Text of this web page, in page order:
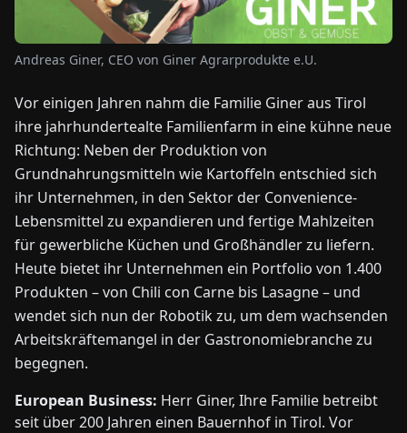
KONTAKT
ZU
UNS
Andreas Giner, CEO von Giner Agrarprodukte e.U.
Vor einigen Jahren nahm die Familie Giner aus Tirol
ihre jahrhundertealte Familienfarm in eine kühne neue
Richtung: Neben der Produktion von
Grundnahrungsmitteln wie Kartoffeln entschied sich
ihr Unternehmen, in den Sektor der Convenience-
Lebensmittel zu expandieren und fertige Mahlzeiten
für gewerbliche Küchen und Großhändler zu liefern.
Heute bietet ihr Unternehmen ein Portfolio von 1.400
Produkten – von Chili con Carne bis Lasagne – und
wendet sich nun der Robotik zu, um dem wachsenden
Arbeitskräftemangel in der Gastronomiebranche zu
begegnen.
European Business: Herr Giner, Ihre Familie betreibt
seit über 200 Jahren einen Bauernhof in Tirol. Vor